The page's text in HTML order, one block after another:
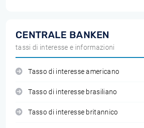
CENTRALE BANKEN
tassi di interesse e informazioni
Tasso di interesse americano
Tasso di interesse brasiliano
Tasso di interesse britannico